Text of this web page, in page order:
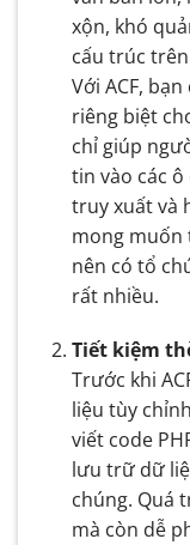
xộn, khó
cấu trúc
Với ACF,
riêng biệt
chỉ giúp
tin vào các
truy xuất và
mong muốn
nên có tổ
rất nhiều.
Tiết kiệm
Trước khi
liệu tùy
viết code
lưu trữ dữ
chúng. Quá
mà còn dễ